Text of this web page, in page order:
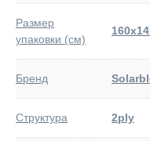
Размер
упаковки (см)
Бренд
Структура 2ply